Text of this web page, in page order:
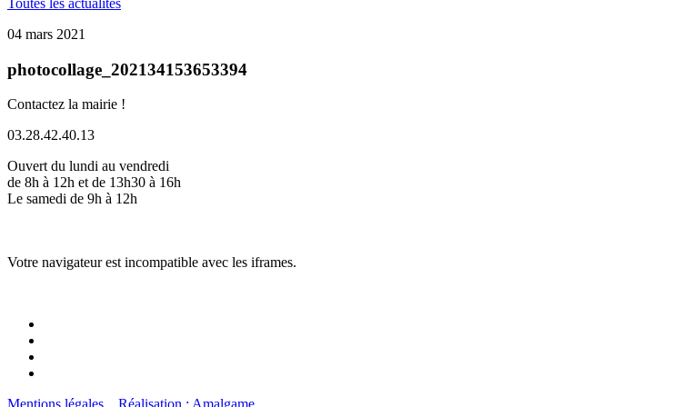
Toutes les actualités
04 mars 2021
photocollage_202134153653394
Contactez la mairie !
03.28.42.40.13
Ouvert du lundi au vendredi
de 8h à 12h et de 13h30 à 16h
Le samedi de 9h à 12h
Votre navigateur est incompatible avec les iframes.